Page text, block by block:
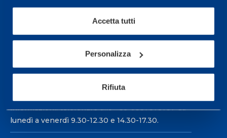
Accetta tutti
Personalizza
Rifiuta
Sport Service Mapei S.r.l. - Via Busto Fagnano 38,
21057 Olgiate Olona (Varese) Italia.
informazioni: telefonare allo +39 0331 575757 da
lunedì a venerdì 9.30-12.30 e 14.30-17.30.